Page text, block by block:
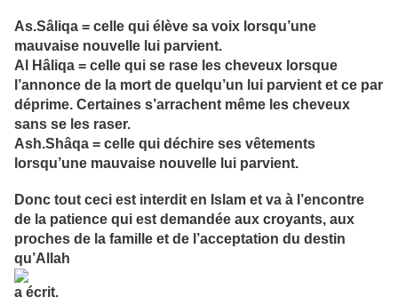
As.Sâliqa = celle qui élève sa voix lorsqu’une
mauvaise nouvelle lui parvient.
Al Hâliqa = celle qui se rase les cheveux lorsque
l’annonce de la mort de quelqu’un lui parvient et ce par
déprime. Certaines s’arrachent même les cheveux
sans se les raser.
Ash.Shâqa = celle qui déchire ses vêtements
lorsqu’une mauvaise nouvelle lui parvient.
Donc tout ceci est interdit en Islam et va à l’encontre
de la patience qui est demandée aux croyants, aux
proches de la famille et de l’acceptation du destin
qu’Allah
a écrit.